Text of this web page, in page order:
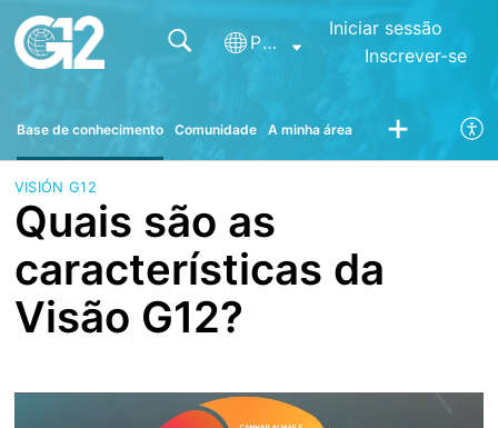
Português
Iniciar sessão
Inscrever-se
Base de conhecimento Comunidade A minha área
VISIÓN G12
Quais são as
características da
Visão G12?